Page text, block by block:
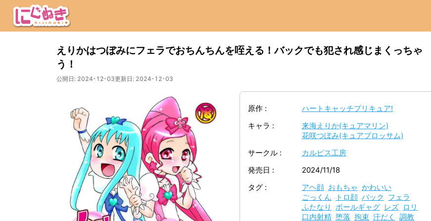
えりかはつぼみにフェラでおちんちんを咥える！バックでも犯され感じまくっちゃ
う！
公開日: 2024-12-03更新日: 2024-12-03
原作
ハートキャッチプリキュア!
キャラ
来海えりか(キュアマリン)
花咲つぼみ(キュアブロッサム)
サークル
カルピス工房
発売日
2024/11/18
タグ
アヘ顔 おもちゃ かわいい
ごっくん
トロ顔 バック フェラ
ふたなり ボールギャグ レズ ロリ
口内射精 堕落 拘束 汗だく 調教